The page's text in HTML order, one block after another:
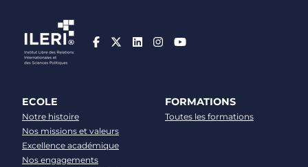
ECOLE
Notre histoire
Nos missions et valeurs
Excellence académique
Nos engagements
FORMATIONS
Toutes les formations